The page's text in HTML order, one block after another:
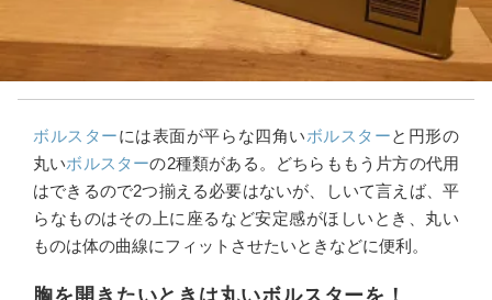
ボルスターには表面が平らな四角いボルスターと円形の
丸いボルスターの2種類がある。どちらももう片方の代用
はできるので2つ揃える必要はないが、しいて言えば、平
らなものはその上に座るなど安定感がほしいとき、丸い
ものは体の曲線にフィットさせたいときなどに便利。
胸を開きたいときは丸いボルスターを！